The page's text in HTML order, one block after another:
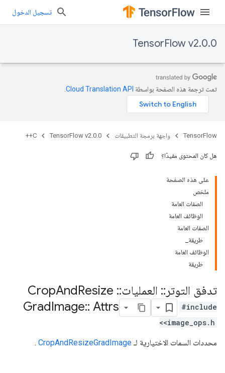
تسجيل الدخول
TensorFlow v2.0.0
تمت ترجمة هذه الصفحة بواسطة Cloud Translation API‏
TensorFlow واجهة برمجة التطبيقات TensorFlow v2.0.0
C++
هل كان المحتوى مفيدًا؟
على هذه الصفحة
ملخص
الصفات العامة
الوظائف العامة
الصفات العامة
طريقة_
الوظائف العامة
طريقة
تدفق التوتر :: العمليات::
AndResize
GradImage:: Attrs
#include
<image_ops.h>
محددات السمات الاختيارية لـ CropAndResizeGradImage
.